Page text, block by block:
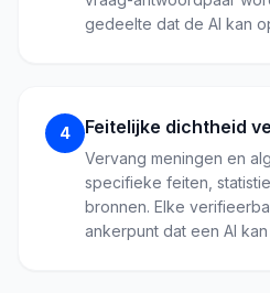
gedeelte dat de AI kan
4 Feitelijke dichtheid
Vervang meningen en
specifieke feiten,
bronnen. Elke
ankerpunt dat een AI